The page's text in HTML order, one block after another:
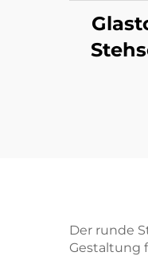
Der runde
Gestaltung